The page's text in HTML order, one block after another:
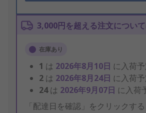
3,000円を超える注文につい
在庫あり
1 は 2026年8月10日 に入荷
2 は 2026年8月24日 に入荷
24は 2026年9月07日 に入荷
「配達日を確認」をクリックす